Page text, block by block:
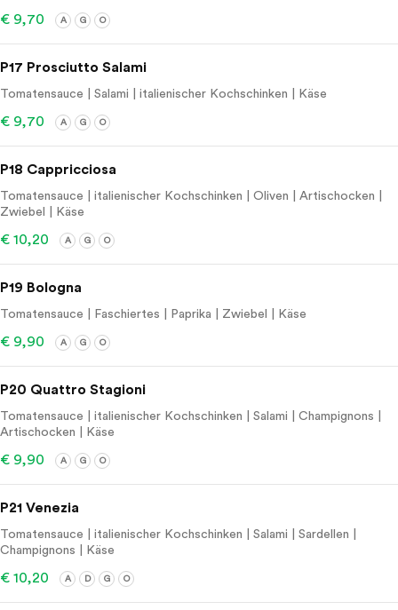
€ 9,70 A G O
P17 Prosciutto Salami
Tomatensauce | Salami | italienischer Kochschinken | Käse
€ 9,70 A G O
P18 Cappricciosa
Tomatensauce | italienischer Kochschinken | Oliven | Artischocken |
Zwiebel | Käse
€ 10,20 A G O
P19 Bologna
Tomatensauce | Faschiertes | Paprika | Zwiebel | Käse
€ 9,90 A G O
P20 Quattro Stagioni
Tomatensauce | italienischer Kochschinken | Salami | Champignons |
Artischocken | Käse
€ 9,90 A G O
P21 Venezia
Tomatensauce | italienischer Kochschinken | Salami | Sardellen |
Champignons | Käse
€ 10,20 A D G O